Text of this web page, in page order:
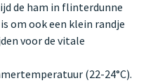
de ham in flinterdunne
om ook een klein randje
voor de vitale
(22-24°C).